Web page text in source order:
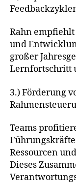
Rahn
und
großer
Lernfortschritt
3.) Förderung
Teams
Ressourcen
Dieses